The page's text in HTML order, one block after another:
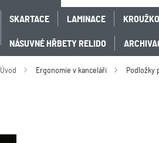
SKARTACE LAMINACE
NÁSUVNÉ HŘBETY RELIDO
Úvod Ergonomie v kanceláři Podložky